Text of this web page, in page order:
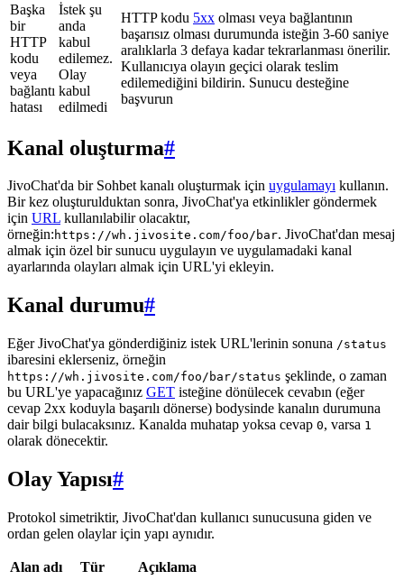
Başka
bir
HTTP
kodu
veya
bağlantı
hatası
İstek şu
anda
kabul
edilemez.
Olay
kabul
edilmedi
HTTP kodu 5xx olması veya bağlantının
başarısız olması durumunda isteğin 3-60 saniye
aralıklarla 3 defaya kadar tekrarlanması önerilir.
Kullanıcıya olayın geçici olarak teslim
edilemediğini bildirin. Sunucu desteğine
başvurun
Kanal oluşturma#
JivoChat'da bir Sohbet kanalı oluşturmak için uygulamayı kullanın.
Bir kez oluşturulduktan sonra, JivoChat'ya etkinlikler göndermek
için URL kullanılabilir olacaktır,
örneğin: https://wh.jivosite.com/foo/bar. JivoChat'dan mesaj
almak için özel bir sunucu uygulayın ve uygulamadaki kanal
ayarlarında olayları almak için URL'yi ekleyin.
Kanal durumu#
Eğer JivoChat'ya gönderdiğiniz istek URL'lerinin sonuna /status
ibaresini eklerseniz, örneğin
https://wh.jivosite.com/foo/bar/status şeklinde, o zaman
bu URL'ye yapacağınız GET isteğine dönülecek cevabın (eğer
cevap 2xx koduyla başarılı dönerse) bodysinde kanalın durumuna
dair bilgi bulacaksınız. Kanalda muhatap yoksa cevap 0, varsa 1
olarak dönecektir.
Olay Yapısı#
Protokol simetriktir, JivoChat'dan kullanıcı sunucusuna giden ve
ordan gelen olaylar için yapı aynıdır.
Alan adı Tür
Açıklama